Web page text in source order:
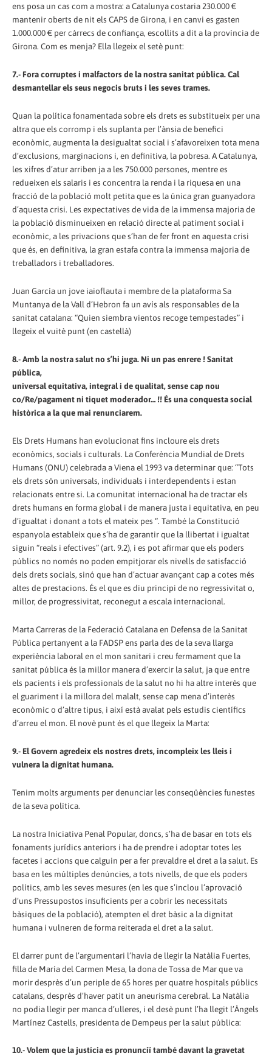
ens posa un cas com a mostra: a Catalunya costaria 230.000 €
mantenir oberts de nit els CAPS de Girona, i en canvi es gasten
1.000.000 € per càrrecs de confiança, escollits a dit a la província de
Girona. Com es menja? Ella llegeix el setè punt:
7.- Fora corruptes i malfactors de la nostra sanitat pública. Cal
desmantellar els seus negocis bruts i les seves trames.
Quan la política fonamentada sobre els drets es substitueix per una
altra que els corromp i els suplanta per l’ànsia de benefici
econòmic, augmenta la desigualtat social i s’afavoreixen tota mena
d’exclusions, marginacions i, en definitiva, la pobresa. A Catalunya,
les xifres d’atur arriben ja a les 750.000 persones, mentre es
redueixen els salaris i es concentra la renda i la riquesa en una
fracció de la població molt petita que es la única gran guanyadora
d’aquesta crisi. Les expectatives de vida de la immensa majoria de
la població disminueixen en relació directe al patiment social i
econòmic, a les privacions que s’han de fer front en aquesta crisi
que és, en definitiva, la gran estafa contra la immensa majoria de
treballadors i treballadores.
Juan García un jove iaioflauta i membre de la plataforma Sa
Muntanya de la Vall d’Hebron fa un avís als responsables de la
sanitat catalana: “Quien siembra vientos recoge tempestades” i
llegeix el vuitè punt (en castellà)
8.- Amb la nostra salut no s’hi juga. Ni un pas enrere ! Sanitat
pública,
universal equitativa, integral i de qualitat, sense cap nou
co/Re/pagament ni tiquet moderador… !! És una conquesta social
històrica a la que mai renunciarem.
Els Drets Humans han evolucionat fins incloure els drets
econòmics, socials i culturals. La Conferència Mundial de Drets
Humans (ONU) celebrada a Viena el 1993 va determinar que: “Tots
els drets són universals, individuals i interdependents i estan
relacionats entre si. La comunitat internacional ha de tractar els
drets humans en forma global i de manera justa i equitativa, en peu
d’igualtat i donant a tots el mateix pes “. També la Constitució
espanyola estableix que s’ha de garantir que la llibertat i igualtat
siguin “reals i efectives” (art. 9.2), i es pot afirmar que els poders
públics no només no poden empitjorar els nivells de satisfacció
dels drets socials, sinó que han d’actuar avançant cap a cotes més
altes de prestacions. És el que es diu principi de no regressivitat o,
millor, de progressivitat, reconegut a escala internacional.
Marta Carreras de la Federació Catalana en Defensa de la Sanitat
Pública pertanyent a la FADSP ens parla des de la seva llarga
experiència laboral en el mon sanitari i creu fermament que la
sanitat pública és la millor manera d’exercir la salut, ja que entre
els pacients i els professionals de la salut no hi ha altre interès que
el guariment i la millora del malalt, sense cap mena d’interès
econòmic o d’altre tipus, i així està avalat pels estudis científics
d’arreu el mon. El novè punt és el que llegeix la Marta:
9.- El Govern agredeix els nostres drets, incompleix les lleis i
vulnera la dignitat humana.
Tenim molts arguments per denunciar les conseqüències funestes
de la seva política.
La nostra Iniciativa Penal Popular, doncs, s’ha de basar en tots els
fonaments jurídics anteriors i ha de prendre i adoptar totes les
facetes i accions que calguin per a fer prevaldre el dret a la salut. Es
basa en les múltiples denúncies, a tots nivells, de que els poders
polítics, amb les seves mesures (en les que s’inclou l’aprovació
d’uns Pressupostos insuficients per a cobrir les necessitats
bàsiques de la població), atempten el dret bàsic a la dignitat
humana i vulneren de forma reiterada el dret a la salut.
El darrer punt de l’argumentari l’havia de llegir la Natàlia Fuertes,
filla de María del Carmen Mesa, la dona de Tossa de Mar que va
morir desprès d’un periple de 65 hores per quatre hospitals públics
catalans, desprès d’haver patit un aneurisma cerebral. La Natàlia
no podia llegir per manca d’ulleres, i el desè punt l’ha llegit l’Àngels
Martínez Castells, presidenta de Dempeus per la salut pública:
10.- Volem que la justícia es pronunciï també davant la gravetat